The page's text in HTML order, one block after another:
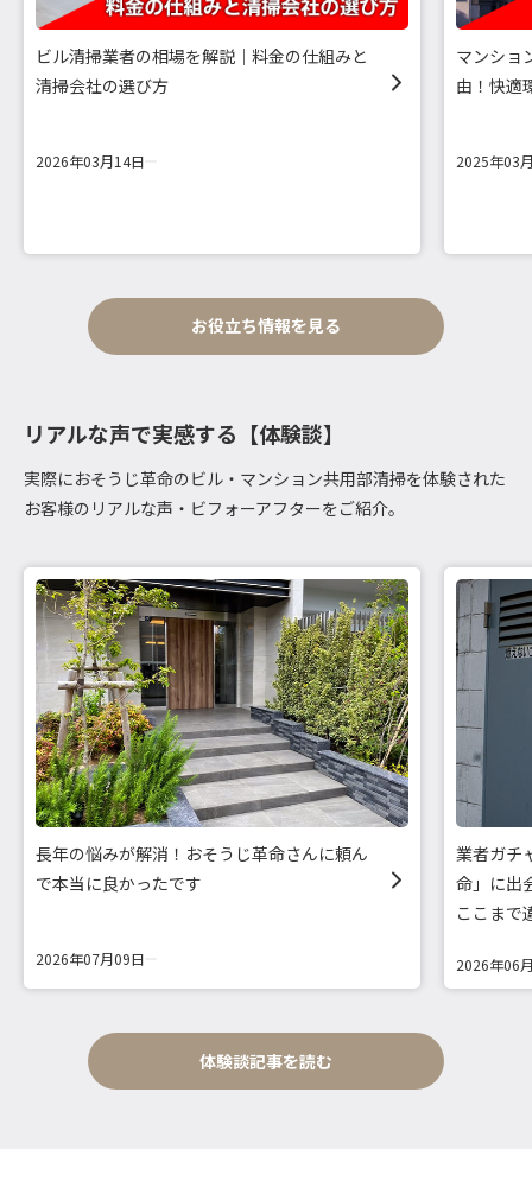
ビル清掃業者の相場を解説｜料金の仕組みと
清掃会社の選び方
2026年03月14日
マンショ
由！快適
2025年03
お役立ち情報を見る
リアルな声で実感する【体験談】
実際におそうじ革命のビル・マンション共用部清掃を体験された
お客様のリアルな声・ビフォーアフターをご紹介。
長年の悩みが解消！おそうじ革命さんに頼ん
で本当に良かったです
2026年07月09日
業者ガチ
命」に出
ここまで
2026年06
体験談記事を読む